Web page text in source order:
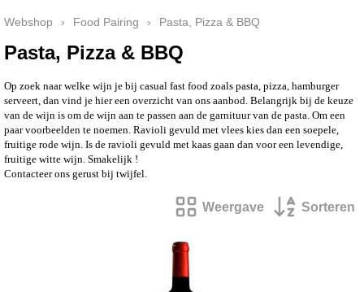
Witte druiven
Rode Druiven
Webshop › Food Pairing › Pasta, Pizza & BBQ
Pasta, Pizza & BBQ
Op zoek naar welke wijn je bij casual fast food zoals pasta, pizza, hamburger
serveert, dan vind je hier een overzicht van ons aanbod. Belangrijk bij de keuze
van de wijn is om de wijn aan te passen aan de garnituur van de pasta. Om een
paar voorbeelden te noemen. Ravioli gevuld met vlees kies dan een soepele,
fruitige rode wijn. Is de ravioli gevuld met kaas gaan dan voor een levendige,
fruitige witte wijn. Smakelijk !
Contacteer ons gerust bij twijfel.
Weergave Sorteren